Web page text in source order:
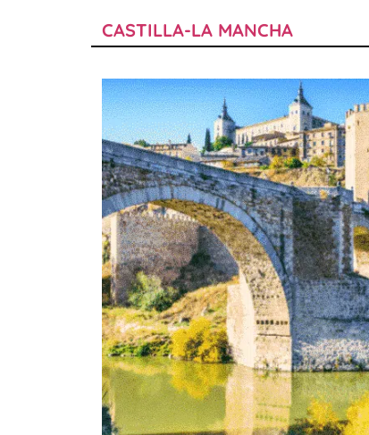
CASTILLA-LA MANCHA